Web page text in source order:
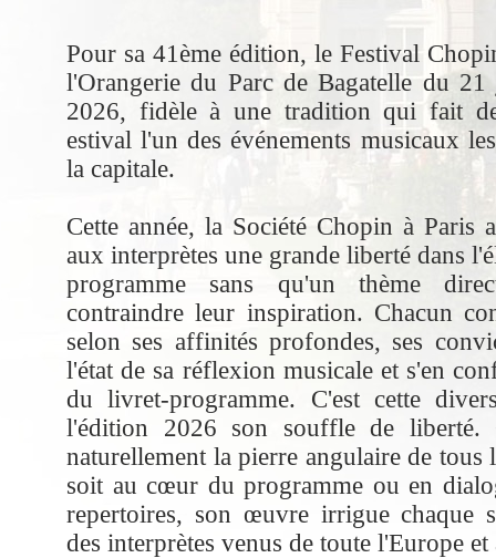
Pour sa 41ème édition, le Festival
l'Orangerie du Parc de Bagatelle du
2026, fidèle à une tradition qui fait
estival l'un des événements musicaux
la capitale.
Cette année, la Société Chopin à Paris
aux interprètes une grande liberté dans
programme sans qu'un thème
contraindre leur inspiration. Chacun
selon ses affinités profondes, ses
l'état de sa réflexion musicale et s'en
du livret-programme. C'est cette
l'édition 2026 son souffle de liberté.
naturellement la pierre angulaire de tous
soit au cœur du programme ou en
repertoires, son œuvre irrigue chaque
des interprètes venus de toute l'Europe et